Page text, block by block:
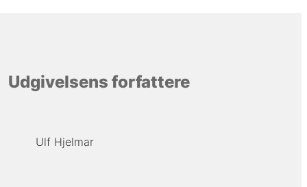
Udgivelsens forfattere
Ulf Hjelmar